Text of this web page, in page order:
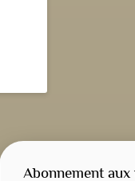
Abonnement